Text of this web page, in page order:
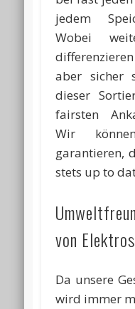
jedem
Wobei
aber sicher
dieser
fairsten
Wir
garantieren,
stets up to
von
Da unsere
wird immer